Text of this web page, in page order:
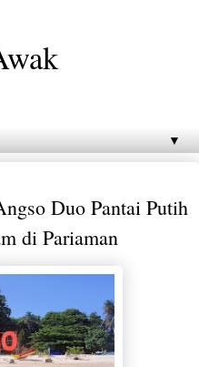
▼
Duo Pantai Putih
di Pariaman